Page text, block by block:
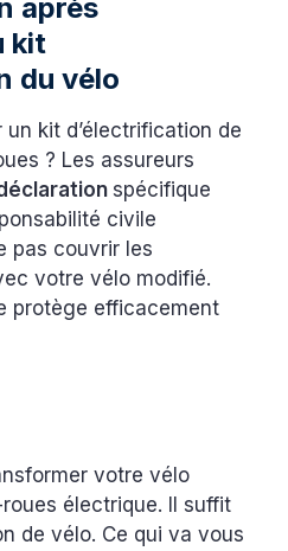
après
kit
du vélo
un kit d’électrification de
? Les assureurs
spécifique
civile
pas couvrir les
votre vélo modifié.
protège efficacement
votre vélo
électrique. Il suffit
de vélo. Ce qui va vous